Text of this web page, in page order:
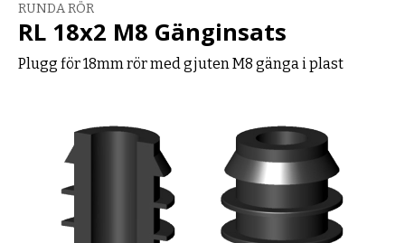
RUNDA RÖR
RL 18x2 M8 Gänginsats
Plugg för 18mm rör med gjuten M8 gänga i plast